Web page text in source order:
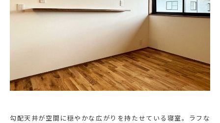
勾配天井が空間に穏やかな広がりを持たせている寝室。ラフな